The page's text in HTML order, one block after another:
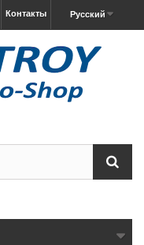
Русский
Контакты